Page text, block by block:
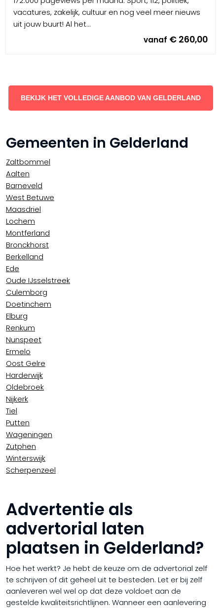
vacatures, zakelijk, cultuur en nog veel meer nieuws
uit jouw buurt! Al het...
vanaf € 260,00
BEKIJK HET VOLLEDIGE AANBOD VAN GELDERLAND
Gemeenten in Gelderland
Zaltbommel
Aalten
Barneveld
West Betuwe
Maasdriel
Lochem
Montferland
Bronckhorst
Berkelland
Ede
Oude IJsselstreek
Culemborg
Doetinchem
Elburg
Renkum
Nunspeet
Ermelo
Oost Gelre
Harderwijk
Oldebroek
Nijkerk
Tiel
Putten
Wageningen
Zutphen
Winterswijk
Scherpenzeel
Advertentie als
advertorial laten
plaatsen in Gelderland?
Hoe het werkt? Je hebt de keuze om de advertorial zelf
te schrijven of dit geheel uit te besteden. Let er bij zelf
aanleveren wel wel op dat deze voldoet aan de
gestelde kwaliteitsrichtlijnen. Wanneer een aanlevering